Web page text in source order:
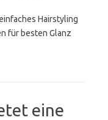
Hairstyling
für besten Glanz
eine